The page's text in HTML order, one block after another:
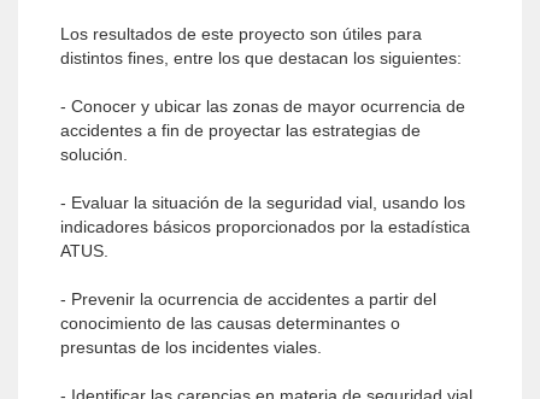
Los resultados de este proyecto son útiles para
distintos fines, entre los que destacan los siguientes:
- Conocer y ubicar las zonas de mayor ocurrencia de
accidentes a fin de proyectar las estrategias de
solución.
- Evaluar la situación de la seguridad vial, usando los
indicadores básicos proporcionados por la estadística
ATUS.
- Prevenir la ocurrencia de accidentes a partir del
conocimiento de las causas determinantes o
presuntas de los incidentes viales.